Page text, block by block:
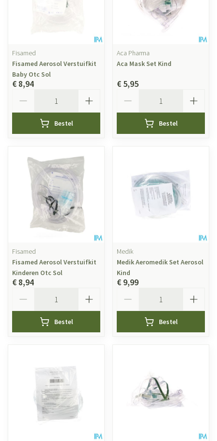
Fisamed
Fisamed Aerosol Verstuifkit
Baby Otc Sol
€ 8,94
Bestel
Aca Pharma
Aca Mask Set Kind
€ 5,95
Bestel
Fisamed
Fisamed Aerosol Verstuifkit
Kinderen Otc Sol
€ 8,94
Bestel
Medik
Medik Aeromedik Set Aerosol
Kind
€ 9,99
Bestel